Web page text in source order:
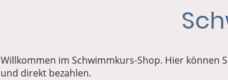
Willkommen im Schwimmkurs-Shop. Hier können
und direkt bezahlen.